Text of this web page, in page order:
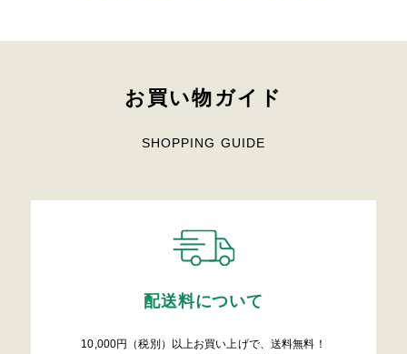
お買い物ガイド
SHOPPING GUIDE
配送料について
10,000円（税別）以上お買い上げで、送料無料！